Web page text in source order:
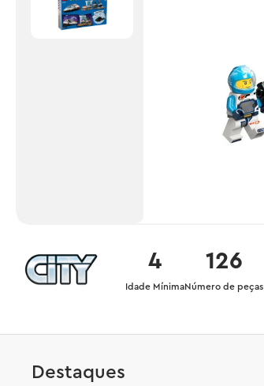
126
Número de peças
4
Idade Mínima
Destaques